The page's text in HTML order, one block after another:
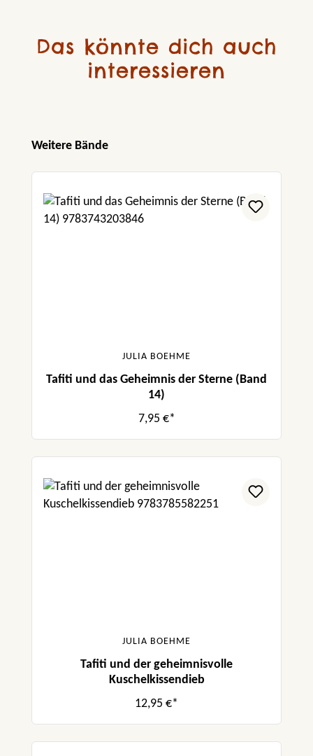
Das könnte dich auch
interessieren
Produktgalerie überspringen
Weitere Bände
JULIA BOEHME
Tafiti und das Geheimnis der Sterne (Band
14)
7,95 €*
JULIA BOEHME
Tafiti und der geheimnisvolle
Kuschelkissendieb
12,95 €*